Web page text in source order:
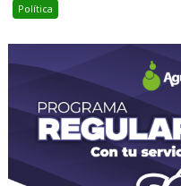
Política